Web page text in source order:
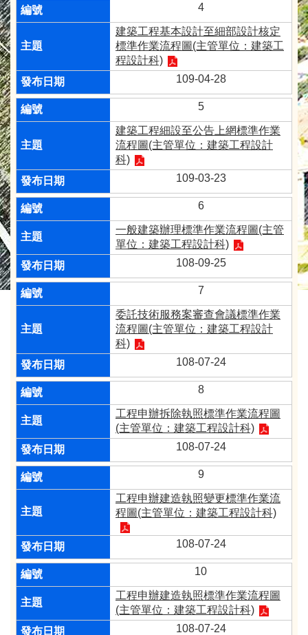
4
建築工程基本設計至細部設計核定
標準作業流程圖(主管單位：建築工
程設計科)
109-04-28
5
建築工程細設至公告上網標準作業
流程圖(主管單位：建築工程設計
科)
109-03-23
6
一般建築辦理標準作業流程圖(主管
單位：建築工程設計科)
108-09-25
7
委託技術服務案審查會議標準作業
流程圖(主管單位：建築工程設計
科)
108-07-24
8
工程申辦拆除執照標準作業流程圖
(主管單位：建築工程設計科)
108-07-24
9
工程申辦建造執照變更標準作業流
程圖(主管單位：建築工程設計科)
108-07-24
10
工程申辦建造執照標準作業流程圖
(主管單位：建築工程設計科)
108-07-24